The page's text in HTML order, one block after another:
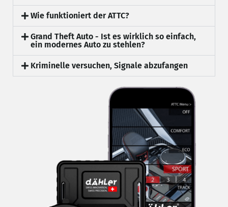
Wie funktioniert der ATTC?
Grand Theft Auto - Ist es wirklich so einfach,
ein modernes Auto zu stehlen?
Kriminelle versuchen, Signale abzufangen